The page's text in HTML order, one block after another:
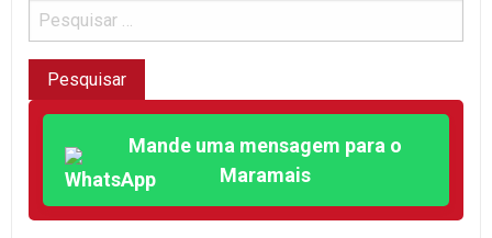
Mande uma mensagem para o
Maramais